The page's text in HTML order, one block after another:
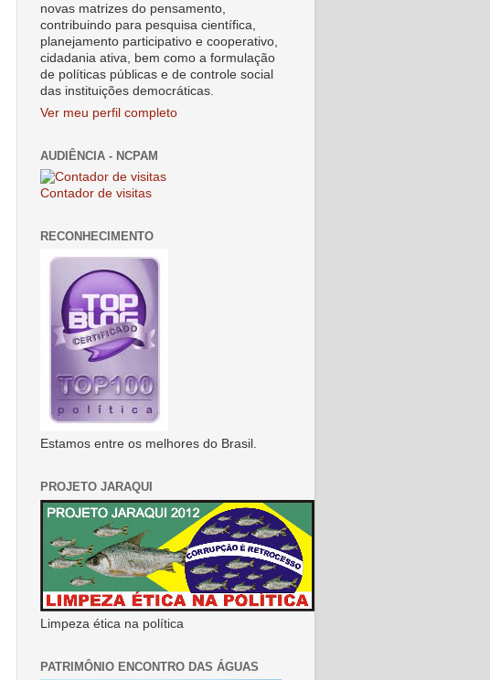
novas matrizes do pensamento,
contribuindo para pesquisa científica,
planejamento participativo e cooperativo,
cidadania ativa, bem como a formulação
de políticas públicas e de controle social
das instituições democráticas.
Ver meu perfil completo
AUDIÊNCIA - NCPAM
Contador de visitas
RECONHECIMENTO
Estamos entre os melhores do Brasil.
PROJETO JARAQUI
Limpeza ética na política
PATRIMÔNIO ENCONTRO DAS ÁGUAS